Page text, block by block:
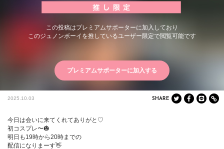
この投稿はプレミアムサポーターに加入しており
このジュノンボーイを推しているユーザー限定で閲覧可能です
プレミアムサポーターに加入する
2025.10.03 SHARE
今日は会いに来てくれてありがと♡
初コスプレ〜🎃
明日も19時から20時までの
配信になりまーす👋